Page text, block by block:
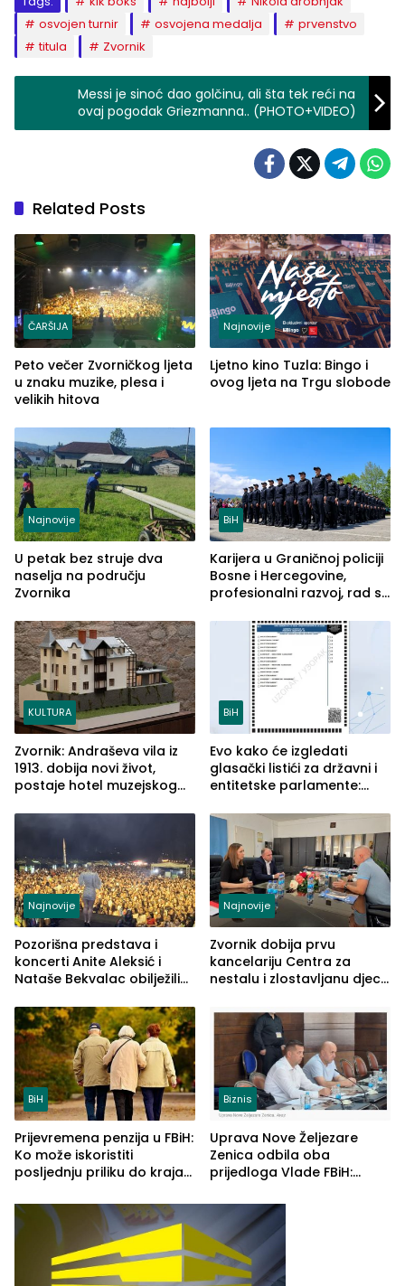
osvojen turnir
osvojena medalja
prvenstvo
titula
Zvornik
Messi je sinoć dao golčinu, ali šta tek reći na
ovaj pogodak Griezmanna.. (PHOTO+VIDEO)
Related Posts
ČARŠIJA
Peto večer Zvorničkog ljeta
u znaku muzike, plesa i
velikih hitova
Najnovije
Ljetno kino Tuzla: Bingo i
ovog ljeta na Trgu slobode
Najnovije
U petak bez struje dva
naselja na području
Zvornika
BiH
Karijera u Graničnoj policiji
Bosne i Hercegovine,
profesionalni razvoj, rad sa
služba građanima
KULTURA
Zvornik: Andraševa vila iz
1913. dobija novi život,
postaje hotel muzejskog
BiH
Evo kako će izgledati
glasački listići za državni i
entitetske parlamente:
vidljive na njima
Najnovije
Pozorišna predstava i
koncerti Anite Aleksić i
Nataše Bekvalac obilježili
ljeta (FOTO)
Najnovije
Zvornik dobija prvu
kancelariju Centra za
nestalu i zlostavljanu djecu
BiH
Prijevremena penzija u FBiH:
Ko može iskoristiti
posljednju priliku do kraja
Biznis
Uprava Nove Željezare
Zenica odbila oba
prijedloga Vlade FBiH:
rješenje